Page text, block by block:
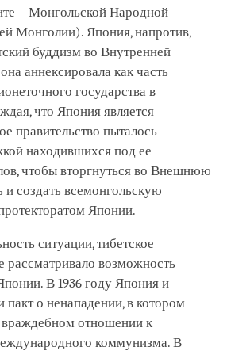
– Монгольской Народной
Монголии). Япония, напротив,
буддизм во Внутренней
аннексировала как часть
государства в
что Япония является
правительство пыталось
находившихся под ее
чтобы вторгнуться во Внешнюю
создать всемонгольскую
Японии.
ситуации, тибетское
рассматривало возможность
В 1936 году Япония и
пакт о ненападении, в котором
отношении к
коммунизма. В